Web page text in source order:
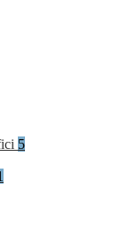
5